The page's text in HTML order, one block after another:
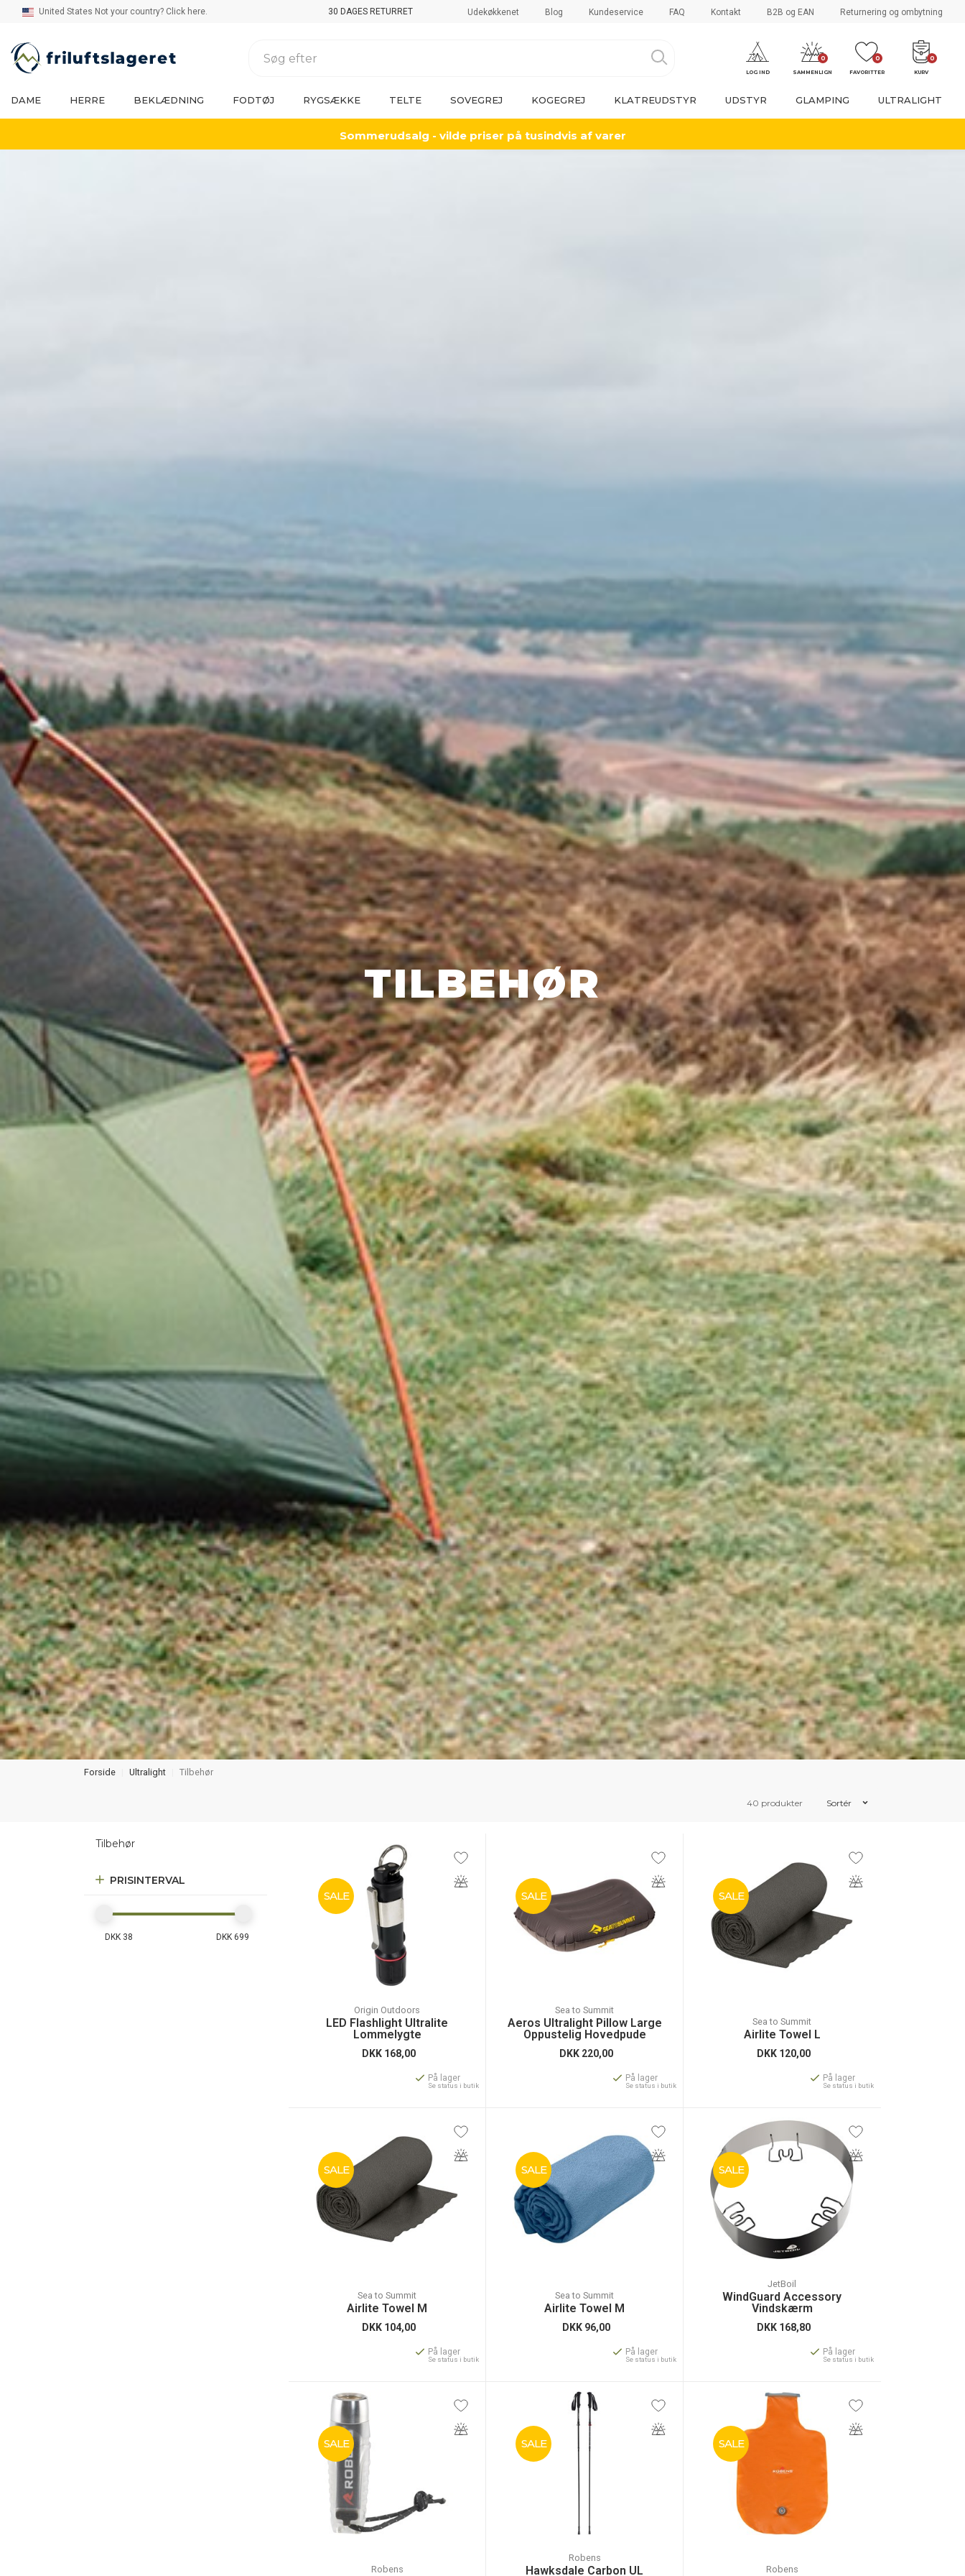
United States Not your country? Click here. FRI FRAGT OVER 799,-* Udekøkkenet Blog Kundeservice FAQ Kontakt B2B og EAN Returnering og ombytning
LOG IND
0
SAMMENLIGN
0
FAVORITTER
0
KURV
DAME HERRE BEKLÆDNING FODTØJ RYGSÆKKE TELTE SOVEGREJ KOGEGREJ KLATREUDSTYR UDSTYR GLAMPING ULTRALIGHT
Sommerudsalg - vilde priser på tusindvis af varer
TILBEHØR
Forside Ultralight Tilbehør
40 produkter Sortér
Tilbehør
PRISINTERVAL
DKK 38 DKK 699
SALE
Origin Outdoors
LED Flashlight Ultralite
Lommelygte
DKK168,00
På lager
Se status i butik
SALE
Sea to Summit
Aeros Ultralight Pillow Large
Oppustelig Hovedpude
DKK220,00
På lager
Se status i butik
SALE
Sea to Summit
Airlite Towel L
DKK120,00
På lager
Se status i butik
SALE
Sea to Summit
Airlite Towel M
DKK104,00
På lager
Se status i butik
SALE
Sea to Summit
Airlite Towel M
DKK96,00
På lager
Se status i butik
SALE
JetBoil
WindGuard Accessory
Vindskærm
DKK168,80
På lager
Se status i butik
SALE
Robens
SALE
Robens
Hawksdale Carbon UL
SALE
Robens